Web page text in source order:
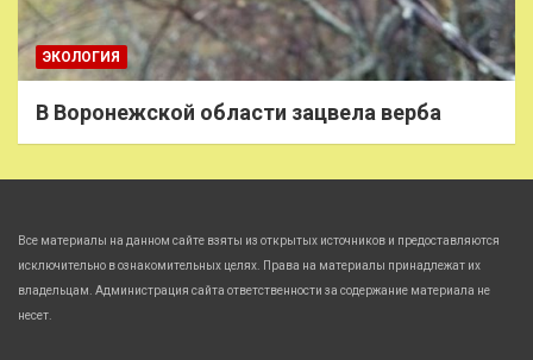
ЭКОЛОГИЯ
В Воронежской области зацвела верба
Все материалы на данном сайте взяты из открытых источников и предоставляются
исключительно в ознакомительных целях. Права на материалы принадлежат их
владельцам. Администрация сайта ответственности за содержание материала не
несет.